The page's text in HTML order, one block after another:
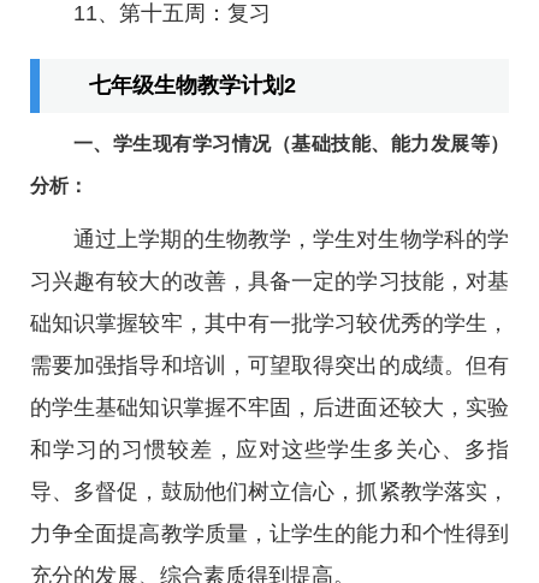
11、第十五周：复习
七年级生物教学计划2
一、学生现有学习情况（基础技能、能力发展等）
分析：
通过上学期的生物教学，学生对生物学科的学
习兴趣有较大的改善，具备一定的学习技能，对基
础知识掌握较牢，其中有一批学习较优秀的学生，
需要加强指导和培训，可望取得突出的成绩。但有
的学生基础知识掌握不牢固，后进面还较大，实验
和学习的习惯较差，应对这些学生多关心、多指
导、多督促，鼓励他们树立信心，抓紧教学落实，
力争全面提高教学质量，让学生的能力和个性得到
充分的发展、综合素质得到提高。